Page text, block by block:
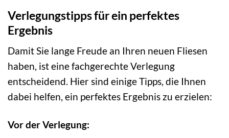
Verlegungstipps für ein perfektes
Ergebnis
Damit Sie lange Freude an Ihren neuen Fliesen
haben, ist eine fachgerechte Verlegung
entscheidend. Hier sind einige Tipps, die Ihnen
dabei helfen, ein perfektes Ergebnis zu erzielen:
Vor der Verlegung: